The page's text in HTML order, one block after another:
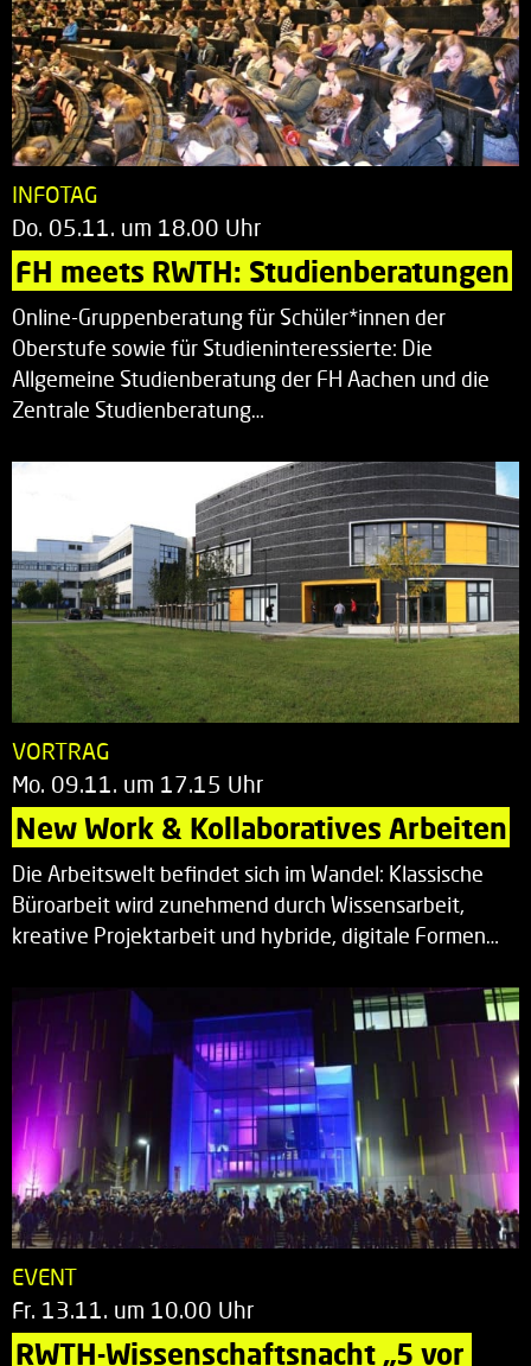
INFOTAG
Do. 05.11. um 18.00 Uhr
FH meets RWTH: Studienberatungen
Online-Gruppenberatung für Schüler*innen der
Oberstufe sowie für Studieninteressierte: Die
Allgemeine Studienberatung der FH Aachen und die
Zentrale Studienberatung…
VORTRAG
Mo. 09.11. um 17.15 Uhr
New Work & Kollaboratives Arbeiten
Die Arbeitswelt befindet sich im Wandel: Klassische
Büroarbeit wird zunehmend durch Wissensarbeit,
kreative Projektarbeit und hybride, digitale Formen…
EVENT
Fr. 13.11. um 10.00 Uhr
RWTH-Wissenschaftsnacht „5 vor